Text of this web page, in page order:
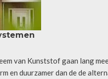
van Kunststof gaan lang
en duurzamer dan de de